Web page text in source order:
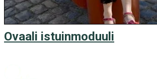
Ovaali istuinmoduuli